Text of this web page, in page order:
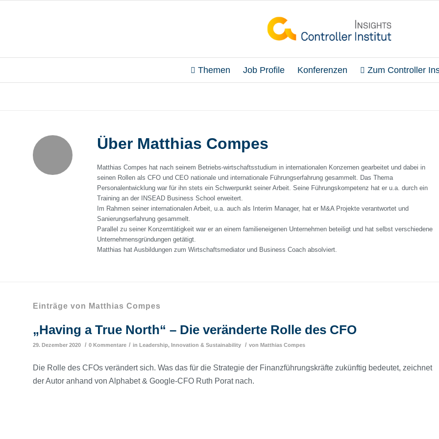
Themen Job Profile Konferenzen Zum Controller
Über Matthias Compes
Matthias Compes hat nach seinem Betriebs-wirtschaftsstudium in internationalen Konzernen gearbeitet und dabei in
seinen Rollen als CFO und CEO nationale und internationale Führungserfahrung gesammelt. Das Thema
Personalentwicklung war für ihn stets ein Schwerpunkt seiner Arbeit. Seine Führungskompetenz hat er u.a. durch ein
Training an der INSEAD Business School erweitert.
Im Rahmen seiner internationalen Arbeit, u.a. auch als Interim Manager, hat er M&A Projekte verantwortet und
Sanierungserfahrung gesammelt.
Parallel zu seiner Konzerntätigkeit war er an einem familieneigenen Unternehmen beteiligt und hat selbst verschiedene
Unternehmensgründungen getätigt.
Matthias hat Ausbildungen zum Wirtschaftsmediator und Business Coach absolviert.
Einträge von Matthias Compes
„Having a True North“ – Die veränderte Rolle des CFO
29. Dezember 2020 / 0 Kommentare / in Leadership, Innovation & Sustainability / von Matthias Compes
Die Rolle des CFOs verändert sich. Was das für die Strategie der Finanzführungskräfte zukünftig bedeutet, zeichnet
der Autor anhand von Alphabet & Google-CFO Ruth Porat nach.